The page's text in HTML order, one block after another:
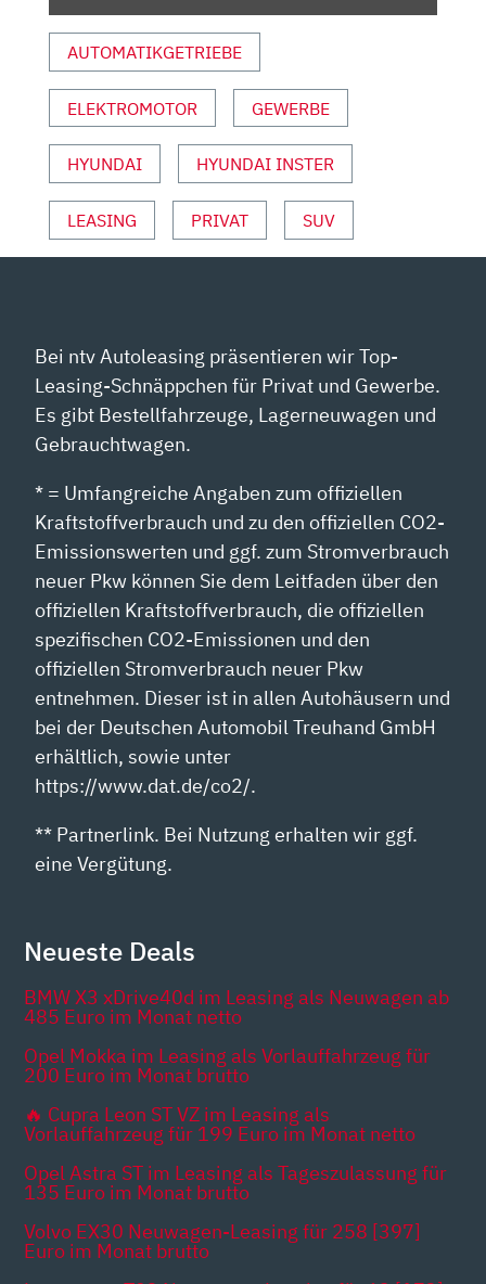
NEWS“
VON
YOUTUBE
ANZEIGEN
AUTOMATIKGETRIEBE
ELEKTROMOTOR GEWERBE
HYUNDAI HYUNDAI INSTER
LEASING PRIVAT SUV
Bei ntv Autoleasing präsentieren wir Top-
Leasing-Schnäppchen für Privat und Gewerbe.
Es gibt Bestellfahrzeuge, Lagerneuwagen und
Gebrauchtwagen.
* = Umfangreiche Angaben zum offiziellen
Kraftstoffverbrauch und zu den offiziellen CO2-
Emissionswerten und ggf. zum Stromverbrauch
neuer Pkw können Sie dem Leitfaden über den
offiziellen Kraftstoffverbrauch, die offiziellen
spezifischen CO2-Emissionen und den
offiziellen Stromverbrauch neuer Pkw
entnehmen. Dieser ist in allen Autohäusern und
bei der Deutschen Automobil Treuhand GmbH
erhältlich, sowie unter
https://www.dat.de/co2/.
** Partnerlink. Bei Nutzung erhalten wir ggf.
eine Vergütung.
Neueste Deals
BMW X3 xDrive40d im Leasing als Neuwagen ab
485 Euro im Monat netto
Opel Mokka im Leasing als Vorlauffahrzeug für
200 Euro im Monat brutto
🔥 Cupra Leon ST VZ im Leasing als
Vorlauffahrzeug für 199 Euro im Monat netto
Opel Astra ST im Leasing als Tageszulassung für
135 Euro im Monat brutto
Volvo EX30 Neuwagen-Leasing für 258 [397]
Euro im Monat brutto